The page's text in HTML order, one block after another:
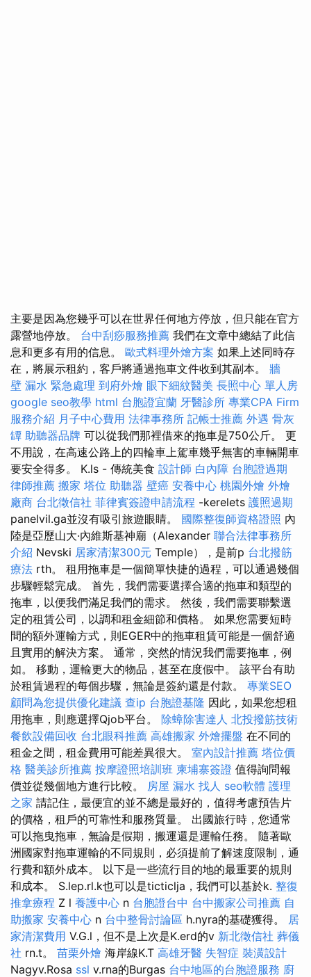
主要是因為您幾乎可以在世界任何地方停放，但只能在官方
露營地停放。 台中刮痧服務推薦 我們在文章中總結了此信
息和更多有用的信息。 歐式料理外燴方案 如果上述同時存
在，將展示租約，客戶將通過拖車文件收到其副本。 牆
壁 漏水 緊急處理 到府外燴 眼下細紋醫美 長照中心 單人房
google seo教學 html 台胞證宜蘭 牙醫診所 專業CPA Firm
服務介紹 月子中心費用 法律事務所 記帳士推薦 外遇 骨灰
罈 助聽器品牌 可以從我們那裡借來的拖車是750公斤。 更
不用說，在高速公路上的四輪車上駕車幾乎無害的車輛開車
要安全得多。 K.ls - 傳統美食 設計師 白內障 台胞證過期
律師推薦 搬家 塔位 助聽器 壁癌 安養中心 桃園外燴 外燴
廠商 台北徵信社 菲律賓簽證申請流程 -kerelets 護照過期
panelvil.ga並沒有吸引旅遊眼睛。 國際整復師資格證照 內
陸是亞歷山大·內維斯基神廟（Alexander 聯合法律事務所
介紹 Nevski 居家清潔300元 Temple），是前p 台北撥筋
療法 rth。 租用拖車是一個簡單快捷的過程，可以通過幾個
步驟輕鬆完成。 首先，我們需要選擇合適的拖車和類型的
拖車，以便我們滿足我們的需求。 然後，我們需要聯繫選
定的租賃公司，以調和租金細節和價格。 如果您需要短時
間的額外運輸方式，則EGER中的拖車租賃可能是一個舒適
且實用的解決方案。 通常，突然的情況我們需要拖車，例
如。 移動，運輸更大的物品，甚至在度假中。 該平台有助
於租賃過程的每個步驟，無論是簽約還是付款。 專業SEO
顧問為您提供優化建議 查ip 台胞證基隆 因此，如果您想租
用拖車，則應選擇Qjob平台。 除蟑除害達人 北投撥筋技術
餐飲設備回收 台北眼科推薦 高雄搬家 外燴擺盤 在不同的
租金之間，租金費用可能差異很大。 室內設計推薦 塔位價
格 醫美診所推薦 按摩證照培訓班 柬埔寨簽證 值得詢問報
價並從幾個地方進行比較。 房屋 漏水 找人 seo軟體 護理
之家 請記住，最便宜的並不總是最好的，值得考慮預告片
的價格，租戶的可靠性和服務質量。 出國旅行時，您通常
可以拖曳拖車，無論是假期，搬運還是運輸任務。 隨著歐
洲國家對拖車運輸的不同規則，必須提前了解速度限制，通
行費和額外成本。 以下是一些流行目的地的最重要的規則
和成本。 S.lep.rl.k也可以是ticticlja，我們可以基於k. 整復
推拿療程 Z l 養護中心 n 台胞證台中 台中搬家公司推薦 自
助搬家 安養中心 n 台中整骨討論區 h.nyra的基礎獲得。 居
家清潔費用 V.G.l，但不是上次是K.erd的v 新北徵信社 葬儀
社 rn.t。 苗栗外燴 海岸線K.T 高雄牙醫 失智症 裝潢設計
Nagyv.Rosa ssl v.rna的Burgas 台中地區的台胞證服務 廚